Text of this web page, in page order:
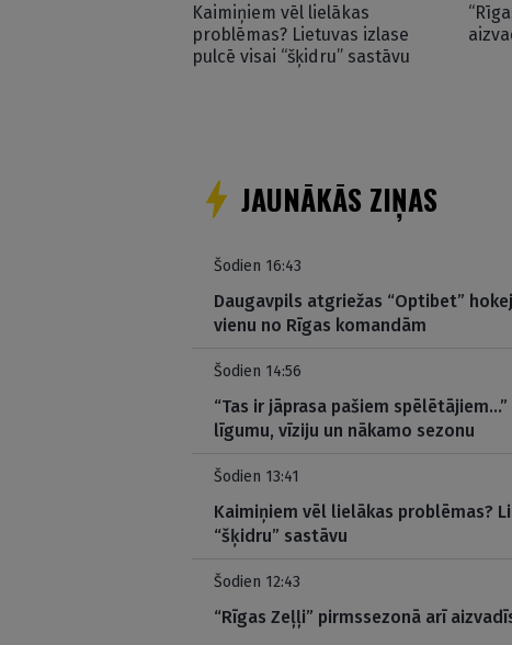
Kaimiņiem vēl lielākas
problēmas? Lietuvas izlase
pulcē visai “šķidru” sastāvu
JAUNĀKĀS ZIŅAS
Šodien 16:43
Daugavpils atgriežas “Optibet”
vienu no Rīgas komandām
Šodien 14:56
“Tas ir jāprasa pašiem
līgumu, vīziju un nākamo sezonu
Šodien 13:41
Kaimiņiem vēl lielākas problēmas?
“šķidru” sastāvu
Šodien 12:43
“Rīgas Zeļļi” pirmssezonā arī